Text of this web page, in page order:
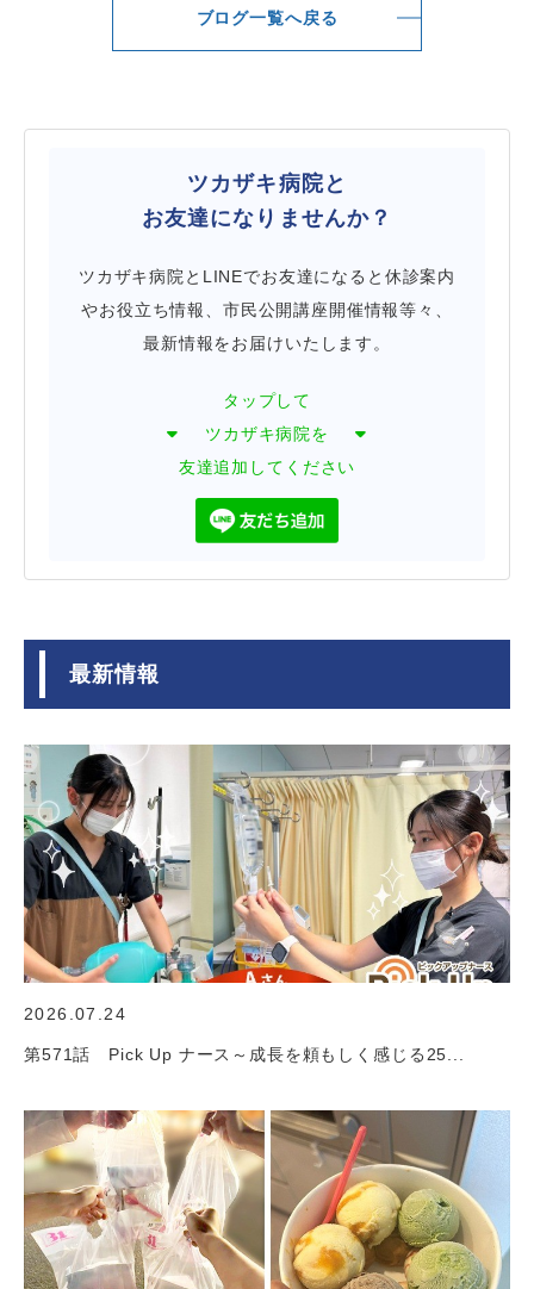
ブログ一覧へ戻る
ツカザキ病院と
お友達になりませんか？
ツカザキ病院とLINEでお友達になると休診案内
やお役立ち情報、市民公開講座開催情報等々、
最新情報をお届けいたします。
タップして
ツカザキ病院を
友達追加してください
最新情報
2026.07.24
第571話 Pick Up ナース～成長を頼もしく感じる25...